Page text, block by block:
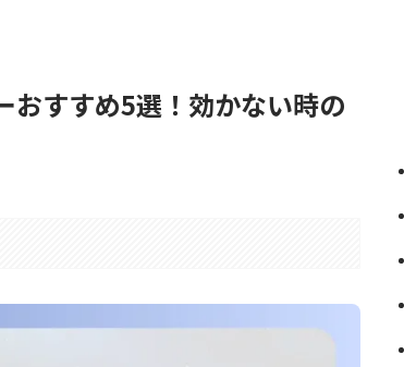
おすすめ5選！効かない時の